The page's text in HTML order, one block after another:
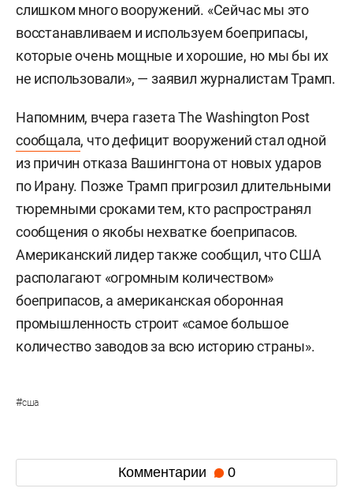
слишком много вооружений. «Сейчас мы это
восстанавливаем и используем боеприпасы,
которые очень мощные и хорошие, но мы бы их
не использовали», — заявил журналистам Трамп.
Напомним, вчера газета The Washington Post
сообщала, что дефицит вооружений стал одной
из причин отказа Вашингтона от новых ударов
по Ирану. Позже Трамп пригрозил длительными
тюремными сроками тем, кто распространял
сообщения о якобы нехватке боеприпасов.
Американский лидер также сообщил, что США
располагают «огромным количеством»
боеприпасов, а американская оборонная
промышленность строит «самое большое
количество заводов за всю историю страны».
#сша
Комментарии 0